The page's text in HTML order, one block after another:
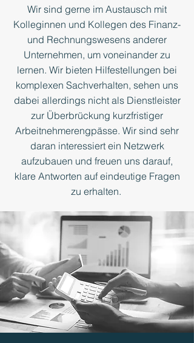
Wir sind gerne im Austausch mit
Kolleginnen und Kollegen des Finanz-
und Rechnungswesens anderer
Unternehmen, um voneinander zu
lernen. Wir bieten Hilfestellungen bei
komplexen Sachverhalten, sehen uns
dabei allerdings nicht als Dienstleister
zur Überbrückung kurzfristiger
Arbeitnehmerengpässe. Wir sind sehr
daran interessiert ein Netzwerk
aufzubauen und freuen uns darauf,
klare Antworten auf eindeutige Fragen
zu erhalten.